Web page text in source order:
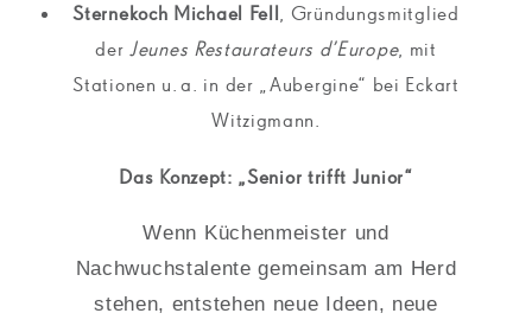
Sternekoch Michael Fell, Gründungsmitglied
derJeunes Restaurateurs d’Europe, mit
Stationen u. a. in der „Aubergine“ bei Eckart
Witzigmann.
Das Konzept: „Senior trifft Junior“
Wenn Küchenmeister und
Nachwuchstalente gemeinsam am Herd
stehen, entstehen neue Ideen, neue